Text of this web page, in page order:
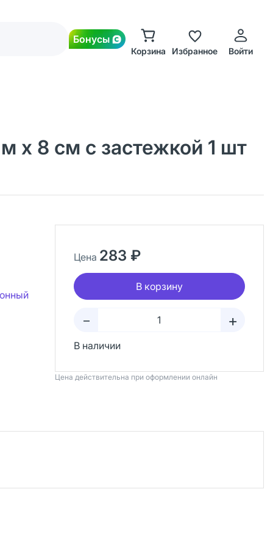
Бонусы
Корзина Избранное Войти
х 8 см с застежкой 1 шт
Цена 283 ₽
В корзину
– +
В наличии
Цена действительна при оформлении онлайн